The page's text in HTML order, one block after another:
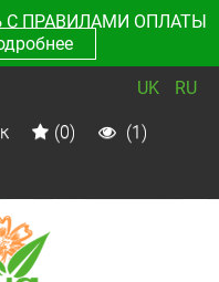
С ПРАВИЛАМИ ОПЛАТЫ
UK RU
(0) (1)